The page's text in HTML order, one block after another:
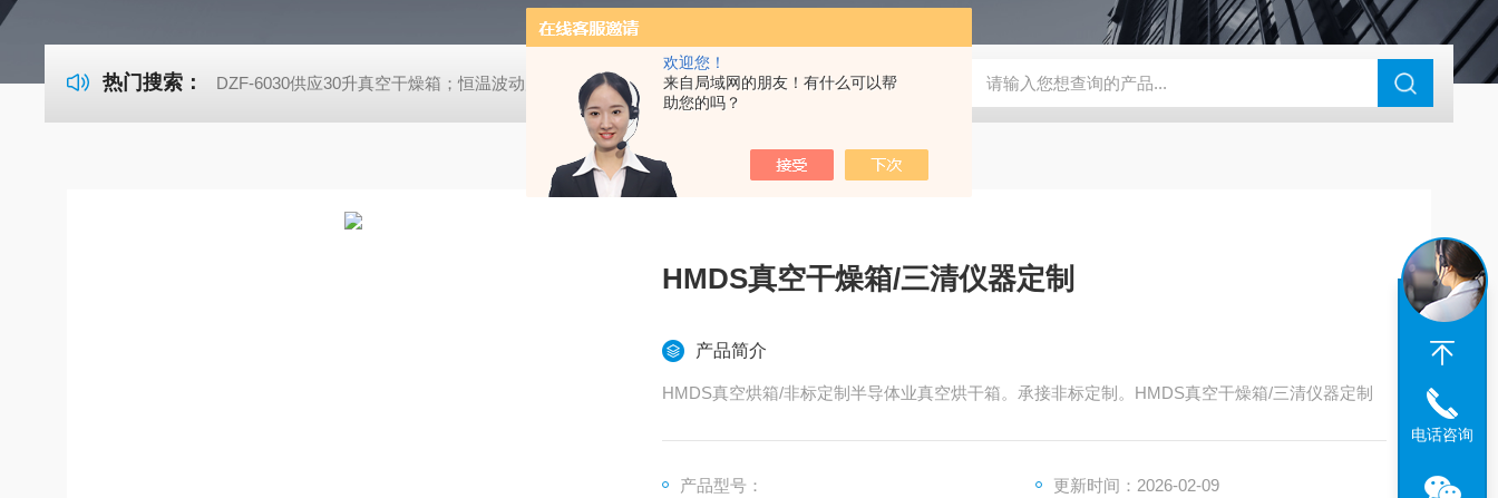
欢迎您！
来自局域网的朋友！有什么可以帮
助您的吗？
热门搜索： DZF-6030供应30升真空干燥箱；恒温波动度:±0.5℃ DHG-9140B（140升）电热恒温鼓风干燥箱，不锈钢干燥箱，烘箱控温范围300℃ DHG-9070B（70
HMDS真空干燥箱/三清仪器定制
产品简介
HMDS真空烘箱/非标定制半导体业真空烘干箱。承接非标定制。HMDS真空干燥箱/三清仪器定制
产品型号： 更新时间：2026-02-09
电话咨询